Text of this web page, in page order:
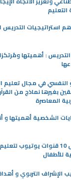
استراتيجيات التدريس
: أهميتها
النفسي في مجال تعليم
بغيرها نماذج من
المعاصرة
الشخصية أهميتها و
أفضل 10 قنوات يوتيوب
للأطفال
الإشراف التربوي و